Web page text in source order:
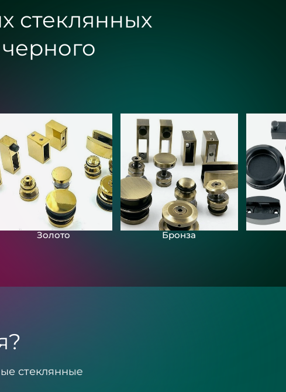
стеклянных
Золото Бронза
стеклянные
Зеркала с подсветкой для
загородного дома - СНТ
«Разлив»